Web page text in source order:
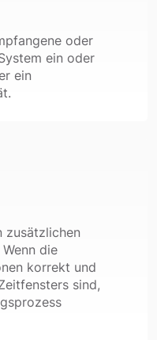
oder
ein oder
ein
zusätzlichen
die
korrekt und
sind,